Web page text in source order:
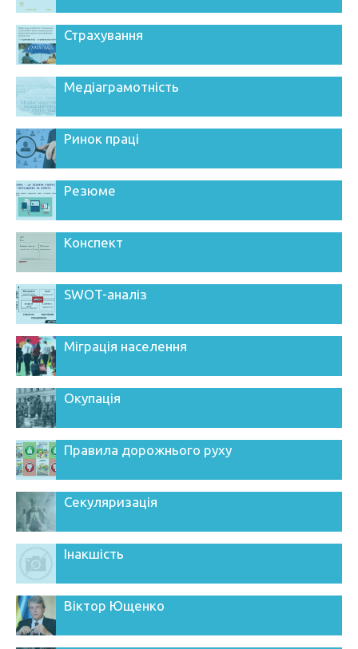
Страхування
Медіаграмотність
Ринок праці
Резюме
Конспект
SWOT-аналіз
Міграція населення
Окупація
Правила дорожнього руху
Секуляризація
Інакшість
Віктор Ющенко